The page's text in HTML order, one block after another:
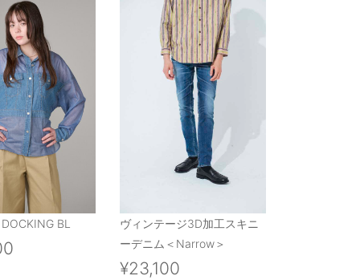
BL
ヴィンテージ3D加工スキニ
ーデニム＜Narrow＞
¥23,100